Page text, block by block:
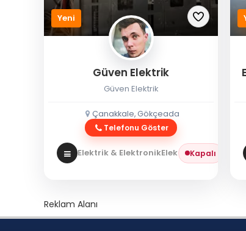
Yeni
Güven Elektrik
Güven Elektrik
Çanakkale, Gökçeada
Telefonu Göster
Elektrik & ElektronikElektrikçiKapalı
Reklam Alanı